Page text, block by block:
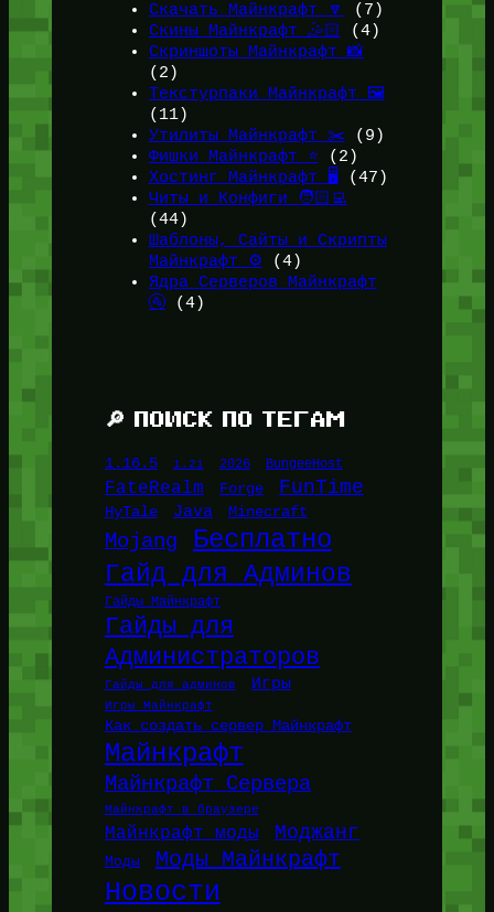
Скачать Майнкрафт 🔽
(7)
Скины Майнкрафт 🤹🏻
(4)
Скриншоты Майнкрафт 📸
(2)
Текстурпаки Майнкрафт 🖼️
(11)
Утилиты Майнкрафт ✂️ (9)
Фишки Майнкрафт ⭐(2)
Хостинг Майнкрафт 🖥️ (47)
Читы и Конфиги 🧑🏻‍💻
(44)
Шаблоны, Сайты и Скрипты
Майнкрафт ⚙️ (4)
Ядра Серверов Майнкрафт
🚰(4)
🔎 ПОИСК ПО ТЕГАМ
1.16.5 1.21 2026 BungeeHost
FateRealm Forge FunTime
HyTale Java Minecraft
Mojang Бесплатно
Гайд для Админов
Гайды Майнкрафт
Гайды для
Администраторов
Гайды для админов Игры
Игры Майнкрафт
Как создать сервер Майнкрафт
Майнкрафт
Майнкрафт Сервера
Майнкрафт в браузере
Майнкрафт моды Моджанг
Моды Моды Майнкрафт
Новости